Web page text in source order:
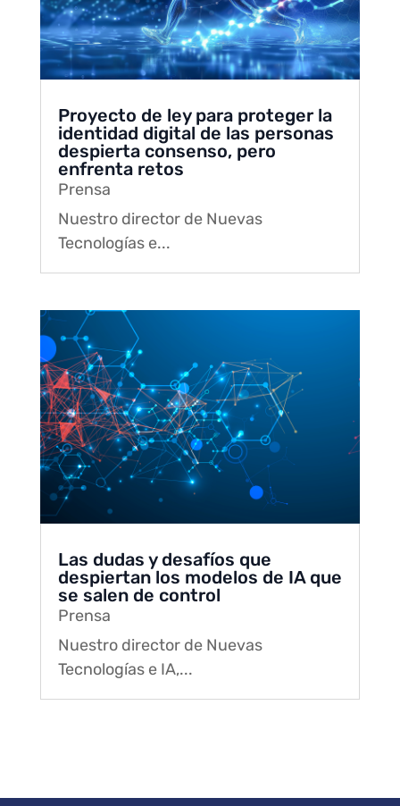
Proyecto de ley para proteger la
identidad digital de las personas
despierta consenso, pero
enfrenta retos
Prensa
Nuestro director de Nuevas
Tecnologías e...
Las dudas y desafíos que
despiertan los modelos de IA que
se salen de control
Prensa
Nuestro director de Nuevas
Tecnologías e IA,...